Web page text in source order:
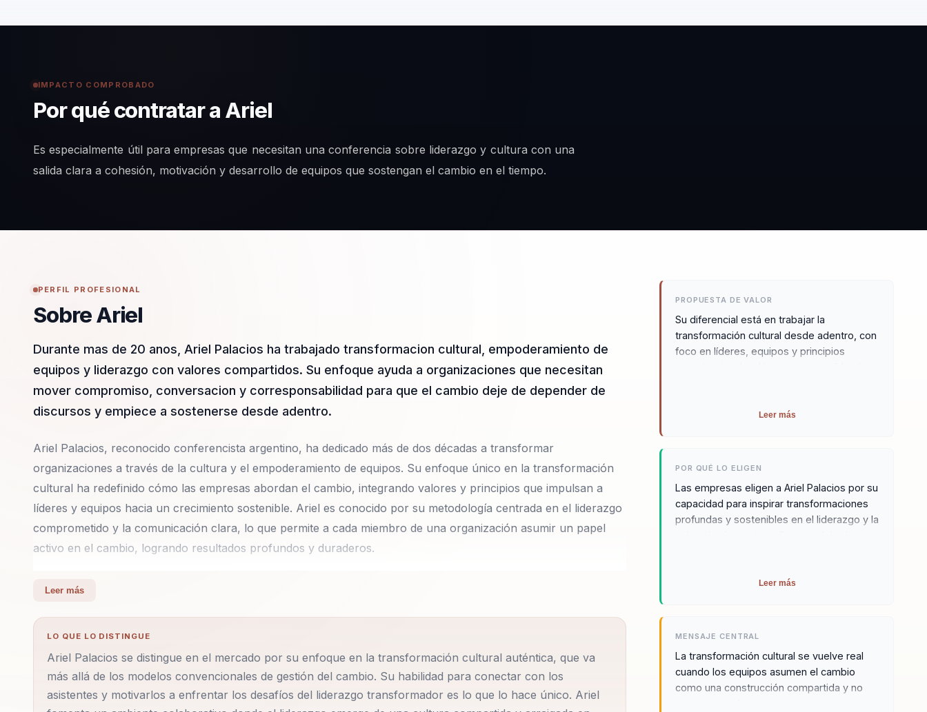
IMPACTO COMPROBADO
Por qué contratar a Ariel
Es especialmente útil para empresas que necesitan una conferencia sobre liderazgo y cultura con una
salida clara a cohesión, motivación y desarrollo de equipos que sostengan el cambio en el tiempo.
PERFIL PROFESIONAL
Sobre Ariel
Durante mas de 20 anos, Ariel Palacios ha trabajado transformacion cultural, empoderamiento de
equipos y liderazgo con valores compartidos. Su enfoque ayuda a organizaciones que necesitan
mover compromiso, conversacion y corresponsabilidad para que el cambio deje de depender de
discursos y empiece a sostenerse desde adentro.
Ariel Palacios, reconocido conferencista argentino, ha dedicado más de dos décadas a transformar
organizaciones a través de la cultura y el empoderamiento de equipos. Su enfoque único en la transformación
cultural ha redefinido cómo las empresas abordan el cambio, integrando valores y principios que impulsan a
líderes y equipos hacia un crecimiento sostenible. Ariel es conocido por su metodología centrada en el liderazgo
comprometido y la comunicación clara, lo que permite a cada miembro de una organización asumir un papel
activo en el cambio, logrando resultados profundos y duraderos.
Ariel entiende que el éxito organizacional requiere más que cambios superficiales en políticas o tecnologías;
basa en construir coaliciones de líderes comprometidos que, a través de una comunicación eficaz, aborden los
colectivo y colaborativo puede potenciar a los equipos, permitiendo que cada miembro se sienta parte integral
del proceso de cambio.
Leer más
LO QUE LO DISTINGUE
Ariel Palacios se distingue en el mercado por su enfoque en la transformación cultural auténtica, que va
más allá de los modelos convencionales de gestión del cambio. Su habilidad para conectar con los
asistentes y motivarlos a enfrentar los desafíos del liderazgo transformador es lo que lo hace único. Ariel
PROPUESTA DE VALOR
Su diferencial está en trabajar la
transformación cultural desde adentro, con
foco en líderes, equipos y principios
Leer más
POR QUÉ LO ELIGEN
Las empresas eligen a Ariel Palacios por su
capacidad para inspirar transformaciones
profundas y sostenibles en el liderazgo y la
miembro de una organización asumir un
cruciales para el bienestar de las personas
y el éxito de la organización.
Leer más
MENSAJE CENTRAL
La transformación cultural se vuelve real
cuando los equipos asumen el cambio
como una construcción compartida y no